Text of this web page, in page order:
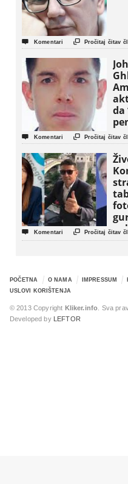
 Komentari  Pročitaj čitav
da
 Komentari  Pročitaj čitav
 Komentari  Pročitaj čitav
POČETNA O NAMA IMPRESSUM
USLOVI KORIŠTENJA
© 2013 Copyright Kliker.info . Sva
Developed by
LEFTOR